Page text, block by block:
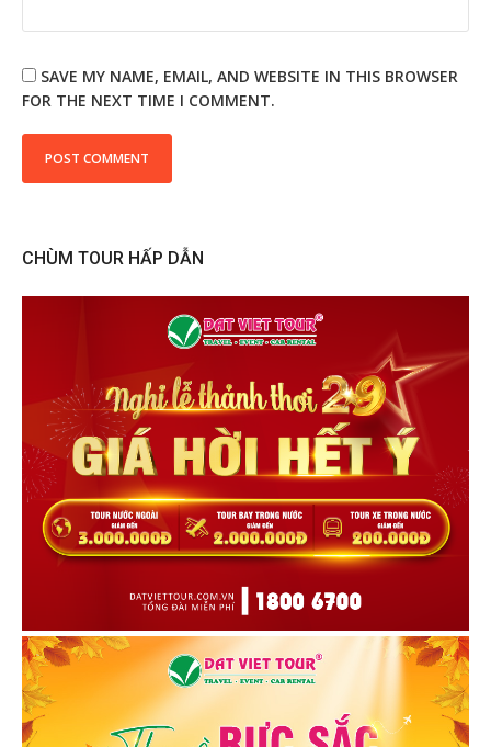
SAVE MY NAME, EMAIL, AND WEBSITE IN THIS BROWSER
FOR THE NEXT TIME I COMMENT.
CHÙM TOUR HẤP DẪN